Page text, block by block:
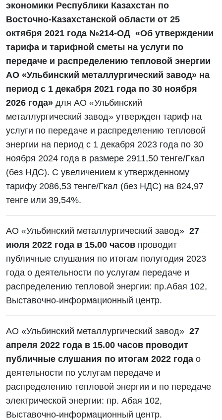
экономики Республики Казахстан по
Восточно-Казахстанской области от 25
октября 2021 года №214-ОД «Об утверждении
тарифа и тарифной сметы на услуги по
передаче и распределению тепловой энергии
АО «Ульбинский металлургический завод» на
период с 1 декабря 2021 года по 30 ноября
2026 года» для АО «Ульбинский
металлургический завод» утвержден тариф на
услуги по передаче и распределению тепловой
энергии на период с 1 декабря 2023 года по 30
ноября 2024 года в размере 2911,50 тенге/Гкал
(без НДС). С увеличением к утвержденному
тарифу 2086,53 тенге/Гкал (без НДС) на 824,97
тенге или 39,54%.
АО «Ульбинский металлургический завод» 27
июля 2022 года в 15.00 часов проводит
публичные слушания по итогам полугодия 2023
года о деятельности по услугам передаче и
распределению тепловой энергии: пр.Абая 102,
Выставочно-информационный центр.
АО «Ульбинский металлургический завод» 27
апреля 2022 года в 15.00 часов проводит
публичные слушания по итогам 2022 года о
деятельности по услугам передаче и
распределению тепловой энергии и по передаче
электрической энергии: пр. Абая 102,
Выставочно-информационный центр.